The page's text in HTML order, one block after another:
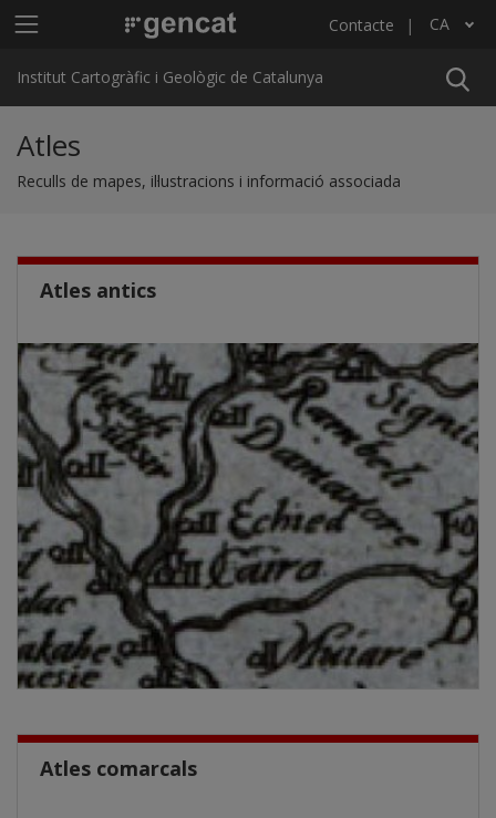
Menú principal ICGC Contacte CA
Llista les accions addicionals
Institut Cartogràfic i Geològic de Catalunya
Atles
Reculls de mapes, il·lustracions i informació associada
Atles antics
Atles comarcals